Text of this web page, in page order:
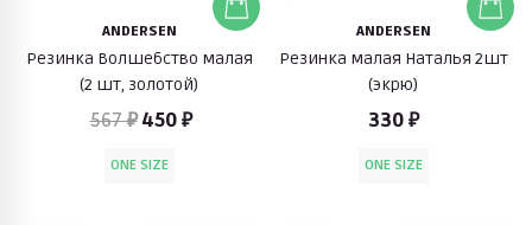
ANDERSEN
Резинка Волшебство малая
(2 шт, золотой)
567 ₽ 450 ₽
ONE SIZE
ANDERSEN
Резинка малая Наталья 2шт
(экрю)
330 ₽
ONE SIZE